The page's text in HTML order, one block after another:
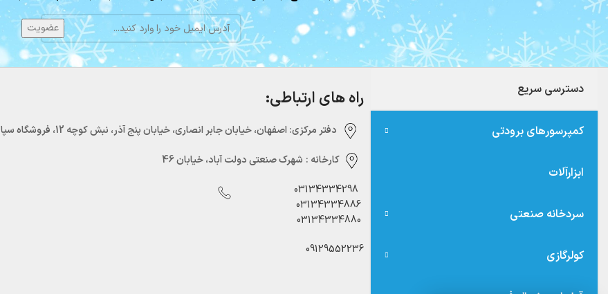
دسترسی سریع
کمپرسورهای برودتی
ابزارآلات
سردخانه صنعتی
کولرگازی
راه های ارتباطی:
دفتر مرکزی:‌ اصفهان، خیابان جابر انصاری، خیابان پنج آذر، نبش کوچه 12، فروشگاه سپاهان سرما
کارخانه : شهرک صنعتی دولت آباد، خیابان 46
03134334298
03134334886
03134334880
09129552236